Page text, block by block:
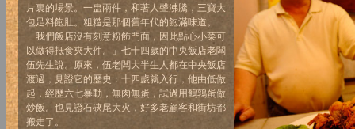
片裏的場景。一盅兩件，和著人聲沸騰，三寶大
包足料飽肚。粗糙是那個舊年代的飽滿味道。
「我們飯店沒有刻意粉飾門面，因此點心小菜可
以做得抵食夾大件。」七十四歲的中央飯店老闆
伍先生說。原來，伍老闆大半生人都在中央飯店
渡過，見證它的歷史：十四歲就入行，他由低做
起，經歷六七暴動，無肉無蛋，試過用鵪鶉蛋做
炒飯。也見證石硤尾大火，好多老顧客和街坊都
搬走了。